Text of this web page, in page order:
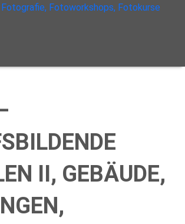
II, GEBÄUDE,